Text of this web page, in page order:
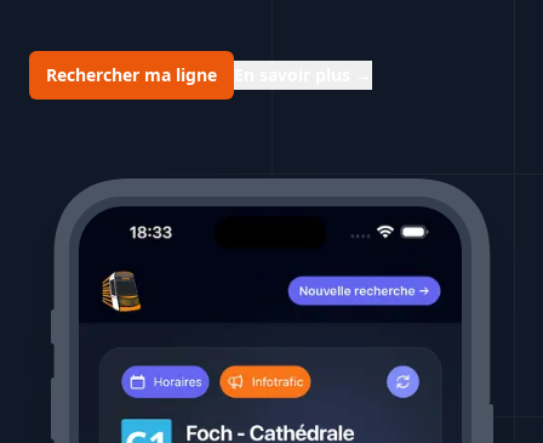
Rechercher ma ligne